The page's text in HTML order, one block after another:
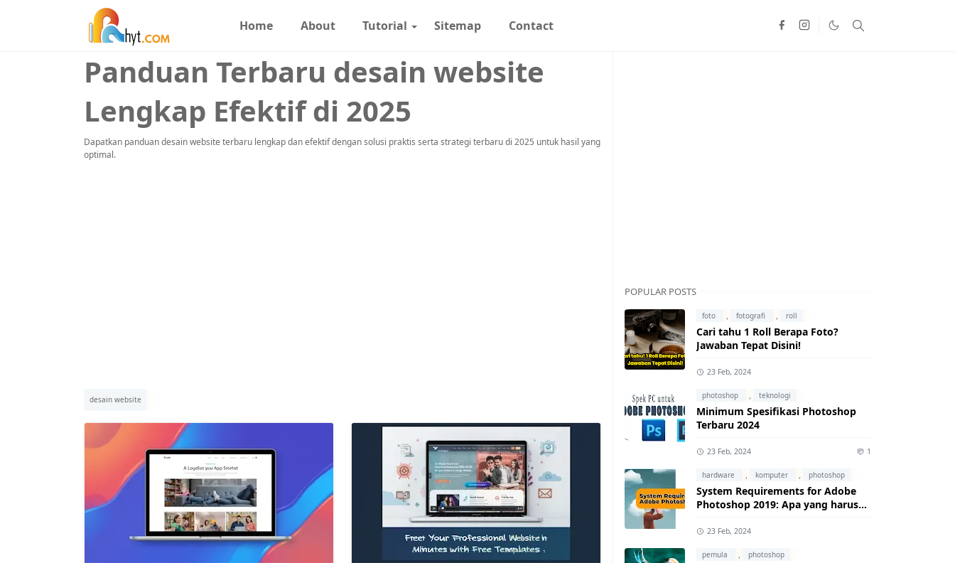
Home About Tutorial Sitemap Contact
Panduan Terbaru desain website
Lengkap Efektif di 2025
Dapatkan panduan desain website terbaru lengkap dan efektif dengan solusi praktis serta strategi terbaru di 2025 untuk hasil yang
optimal.
desain website
POPULAR POSTS
foto , fotografi , roll
Cari tahu 1 Roll Berapa Foto?
Jawaban Tepat Disini!
23 Feb, 2024
photoshop , teknologi
Minimum Spesifikasi Photoshop
Terbaru 2024
23 Feb, 2024 1
hardware , komputer , photoshop
System Requirements for Adobe
Photoshop 2019: Apa yang harus
23 Feb, 2024
pemula , photoshop